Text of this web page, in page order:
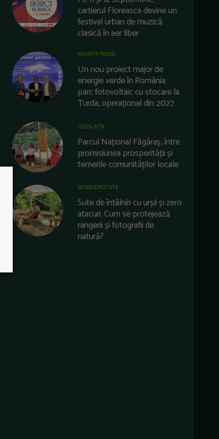
cartierul Floreasca devine un
festival urban de muzică
clasică în aer liber
REVISTA PRESEI
Un nou proiect major de
energie verde în România:
parc fotovoltaic cu stocare la
Turda, operațional din 2027
LEGISLATIE
Parcul Național Făgăraș, între
promisiunea prosperității și
temerile comunităților locale
BIODIVERSITATE
Sute de întâlniri cu urșii și zero
atacuri. Cum se protejează
rangerii și fotografii de
natură?